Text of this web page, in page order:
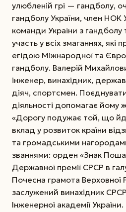
улюбленій грі — гандболу,
гандболу України, член НОК
команди України з гандболу
участь у всіх змаганнях, які
егідою Міжнародної та
гандболу. Валерій
інженер, винахідник,
діяч, спортсмен.
діяльності допомагає йому
«Дорогу подужає той, що
вклад у розвиток країни
та громадськими
званнями: орден «Знак
Державної премії СРСР в
Почесна грамота Верховної
заслужений винахідник
Інженерної академії